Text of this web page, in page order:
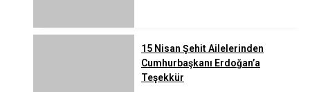
15 Nisan Şehit Ailelerinden
Cumhurbaşkanı Erdoğan’a
Teşekkür